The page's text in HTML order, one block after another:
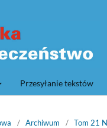
Przesyłanie tekstów
/ Archiwum / Tom 21